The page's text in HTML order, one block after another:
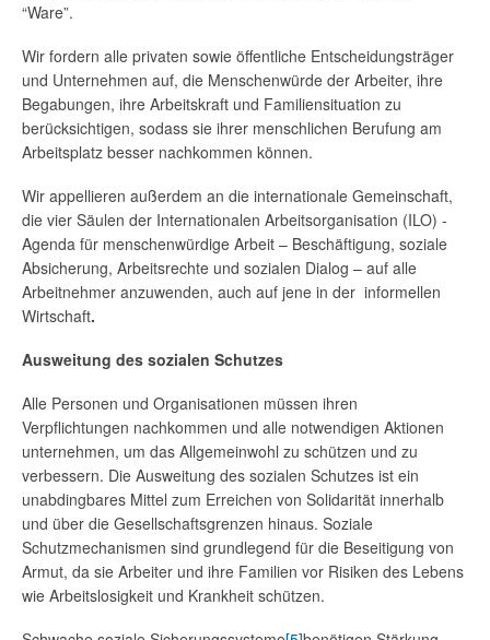
“Ware”.
Wir fordern alle privaten sowie öffentliche Entscheidungsträger
und Unternehmen auf, die Menschenwürde der Arbeiter, ihre
Begabungen, ihre Arbeitskraft und Familiensituation zu
berücksichtigen, sodass sie ihrer menschlichen Berufung am
Arbeitsplatz besser nachkommen können.
Wir appellieren außerdem an die internationale Gemeinschaft,
die vier Säulen der Internationalen Arbeitsorganisation (ILO) -
Agenda für menschenwürdige Arbeit – Beschäftigung, soziale
Absicherung, Arbeitsrechte und sozialen Dialog – auf alle
Arbeitnehmer anzuwenden, auch auf jene in der informellen
Wirtschaft.
Ausweitung des sozialen Schutzes
Alle Personen und Organisationen müssen ihren
Verpflichtungen nachkommen und alle notwendigen Aktionen
unternehmen, um das Allgemeinwohl zu schützen und zu
verbessern. Die Ausweitung des sozialen Schutzes ist ein
unabdingbares Mittel zum Erreichen von Solidarität innerhalb
und über die Gesellschaftsgrenzen hinaus. Soziale
Schutzmechanismen sind grundlegend für die Beseitigung von
Armut, da sie Arbeiter und ihre Familien vor Risiken des Lebens
wie Arbeitslosigkeit und Krankheit schützen.
Test! Nicht ausfüllen!